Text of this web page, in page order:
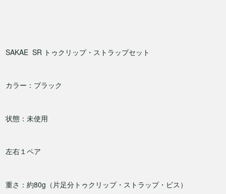
SAKAE SR トゥクリップ・ストラップセット
カラー：ブラック
状態：未使用
左右１ペア
重さ：約80g（片足分トゥクリップ・ストラップ・ビス）